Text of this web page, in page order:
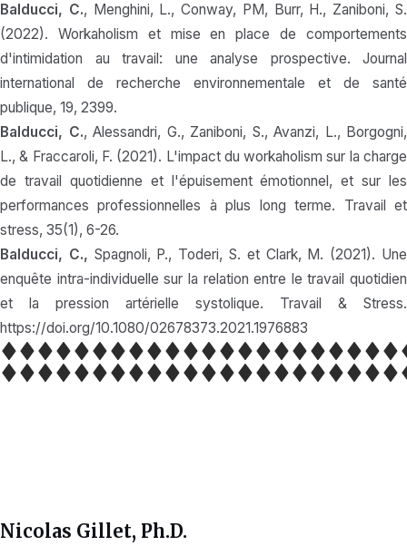
Balducci, C., Menghini, L., Conway, PM, Burr, H., Zaniboni, S.
(2022). Workaholism et mise en place de comportements
d'intimidation au travail: une analyse prospective. Journal
international de recherche environnementale et de santé
publique, 19, 2399.
Balducci, C., Alessandri, G., Zaniboni, S., Avanzi, L., Borgogni,
L., & Fraccaroli, F. (2021). L'impact du workaholism sur la charge
de travail quotidienne et l'épuisement émotionnel, et sur les
performances professionnelles à plus long terme. Travail et
stress, 35(1), 6-26.
Balducci, C., Spagnoli, P., Toderi, S. et Clark, M. (2021). Une
enquête intra-individuelle sur la relation entre le travail quotidien
et la pression artérielle systolique. Travail & Stress.
https://doi.org/10.1080/02678373.2021.1976883
Nicolas Gillet, Ph.D.